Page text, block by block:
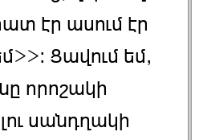
էր ասում էր
Ցավում եմ,
որոշակի
սանդղակի